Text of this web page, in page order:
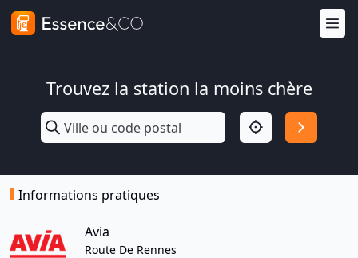
Trouvez la station la moins chère
Informations pratiques
Avia
Route De Rennes